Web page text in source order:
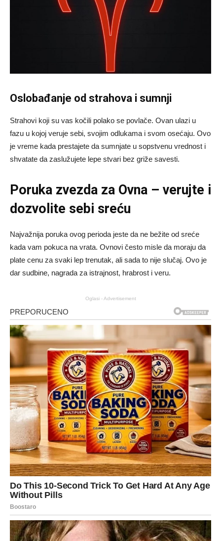
Oslobađanje od strahova i sumnji
Strahovi koji su vas kočili polako se povlače. Ovan ulazi u
fazu u kojoj veruje sebi, svojim odlukama i svom osećaju. Ovo
je vreme kada prestajete da sumnjate u sopstvenu vrednost i
shvatate da zaslužujete lepe stvari bez griže savesti.
Poruka zvezda za Ovna – verujte i
dozvolite sebi sreću
Najvažnija poruka ovog perioda jeste da ne bežite od sreće
kada vam pokuca na vrata. Ovnovi često misle da moraju da
plate cenu za svaki lep trenutak, ali sada to nije slučaj. Ovo je
dar sudbine, nagrada za istrajnost, hrabrost i veru.
Oglasi - Advertisement